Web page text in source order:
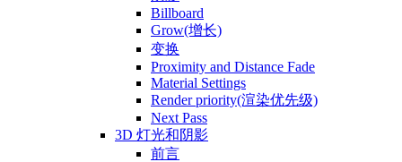
Billboard
Grow(增长)
变换
Proximity and Distance Fade
Material Settings
Render priority(渲染优先级)
Next Pass
3D 灯光和阴影
前言